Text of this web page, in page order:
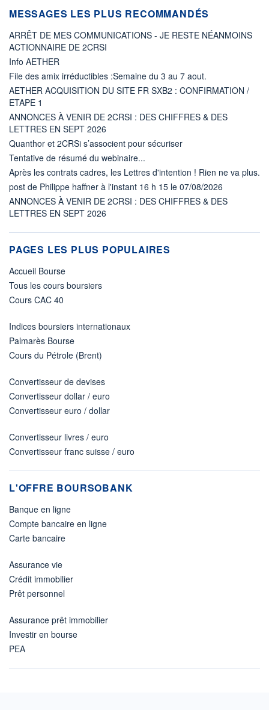
MESSAGES LES PLUS RECOMMANDÉS
ARRÊT DE MES COMMUNICATIONS - JE RESTE NÉANMOINS
ACTIONNAIRE DE 2CRSI
Info AETHER
File des amix irréductibles :Semaine du 3 au 7 aout.
AETHER ACQUISITION DU SITE FR SXB2 : CONFIRMATION /
ETAPE 1
ANNONCES À VENIR DE 2CRSI : DES CHIFFRES & DES
LETTRES EN SEPT 2026
Quanthor et 2CRSi s’associent pour sécuriser
Tentative de résumé du webinaire...
Après les contrats cadres, les Lettres d'intention ! Rien ne va plus.
post de Philippe haffner à l'instant 16 h 15 le 07/08/2026
ANNONCES À VENIR DE 2CRSI : DES CHIFFRES & DES
LETTRES EN SEPT 2026
PAGES LES PLUS POPULAIRES
Accueil Bourse
Tous les cours boursiers
Cours CAC 40
Indices boursiers internationaux
Palmarès Bourse
Cours du Pétrole (Brent)
Convertisseur de devises
Convertisseur dollar / euro
Convertisseur euro / dollar
Convertisseur livres / euro
Convertisseur franc suisse / euro
L'OFFRE BOURSOBANK
Banque en ligne
Compte bancaire en ligne
Carte bancaire
Assurance vie
Crédit immobilier
Prêt personnel
Assurance prêt immobilier
Investir en bourse
PEA